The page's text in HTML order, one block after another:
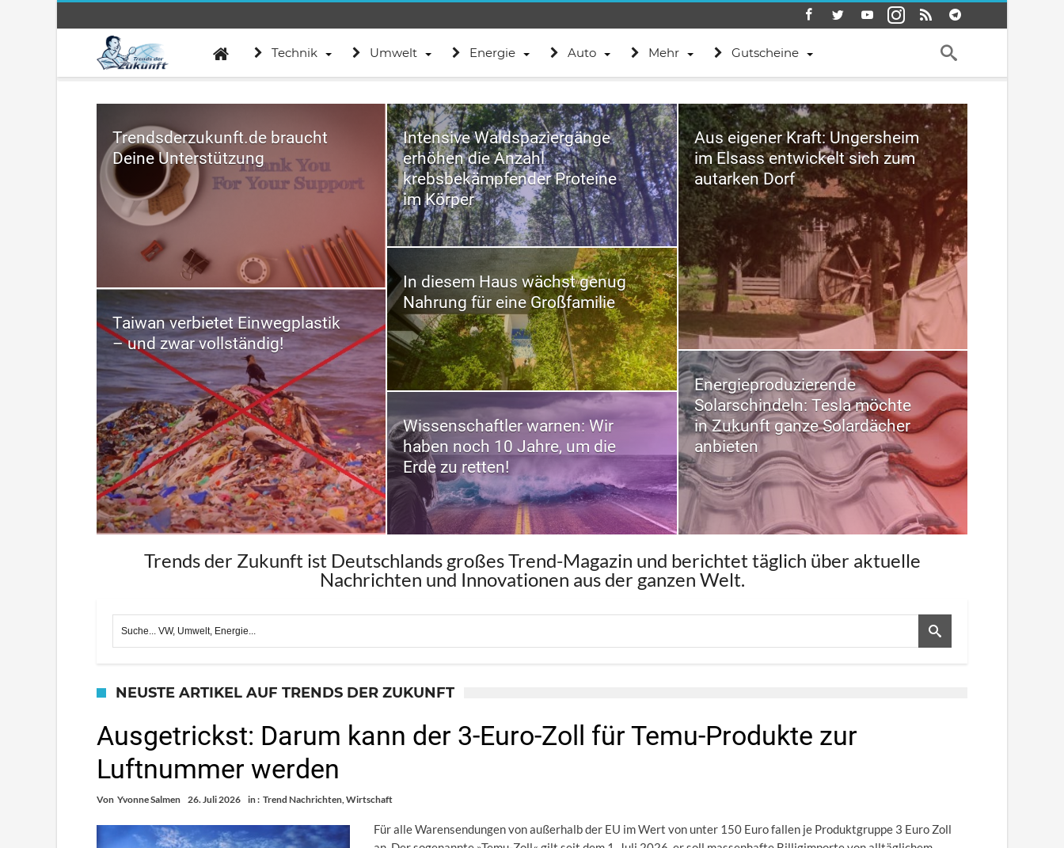
Technik Umwelt Energie Auto Mehr Gutscheine
Trendsderzukunft.de braucht
Deine Unterstützung
Taiwan verbietet Einwegplastik
– und zwar vollständig!
Intensive Waldspaziergänge
erhöhen die Anzahl
krebsbekämpfender Proteine
im Körper
In diesem Haus wächst genug
Nahrung für eine Großfamilie
Wissenschaftler warnen: Wir
haben noch 10 Jahre, um die
Erde zu retten!
Aus eigener Kraft: Ungersheim
im Elsass entwickelt sich zum
autarken Dorf
Energieproduzierende
Solarschindeln: Tesla möchte
in Zukunft ganze Solardächer
anbieten
Wohnwagon: Energieautarker Wohnwagen ist reif für die Serienproduktion
Trends der Zukunft ist Deutschlands großes Trend-Magazin und berichtet täglich über aktuelle
Nachrichten und Innovationen aus der ganzen Welt.
NEUSTE ARTIKEL AUF TRENDS DER ZUKUNFT
Ausgetrickst: Darum kann der 3-Euro-Zoll für Temu-Produkte zur
Luftnummer werden
Von Yvonne Salmen 26. Juli 2026 in : Trend Nachrichten,Wirtschaft
Für alle Warensendungen von außerhalb der EU im Wert von unter 150 Euro fallen je Produktgruppe 3 Euro Zoll